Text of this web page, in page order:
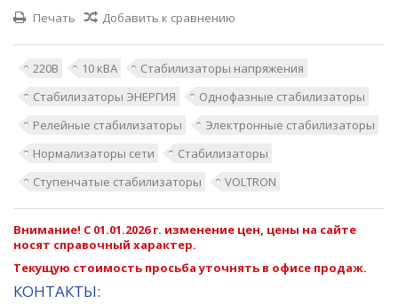
Печать Добавить к сравнению
220В 10 кВА
Стабилизаторы напряжения
Стабилизаторы ЭНЕРГИЯ
Однофазные стабилизаторы
Релейные стабилизаторы
Электронные стабилизаторы
Нормализаторы сети
Стабилизаторы
Ступенчатые стабилизаторы
VOLTRON
Внимание! С 01.01.2026 г. изменение цен, цены на сайте
носят справочный характер.
Текущую стоимость просьба уточнять в офисе продаж.
КОНТАКТЫ: